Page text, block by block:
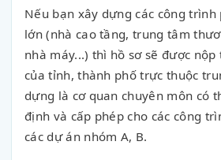
Nếu bạn xây dựng các công
lớn (nhà cao tầng, trung tâm
nhà máy...) thì hồ sơ sẽ được
của tỉnh, thành phố trực thuộc
dựng là cơ quan chuyên môn có
định và cấp phép cho các công
các dự án nhóm A, B.